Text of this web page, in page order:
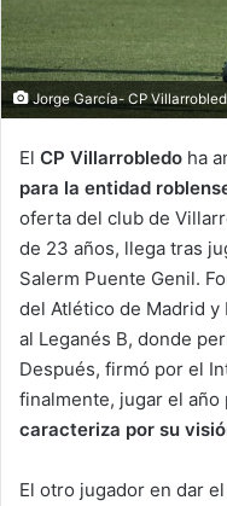
Jorge García- CP
El CP Villarrobledo ha
para la entidad
oferta del club de
de 23 años, llega tras
Salerm Puente Genil.
del Atlético de Madrid y
al Leganés B, donde
Después, firmó por el
finalmente, jugar el año
caracteriza por su
El otro jugador en dar